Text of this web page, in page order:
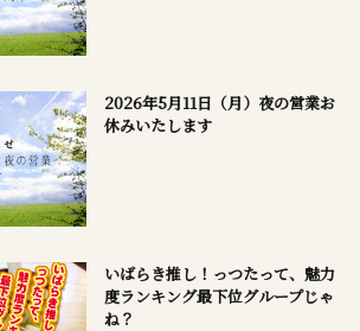
2026年5月11日（月）夜の営業お
休みいたします
いばらき推し！っつたって、魅力
度ランキング最下位グループじゃ
ね？